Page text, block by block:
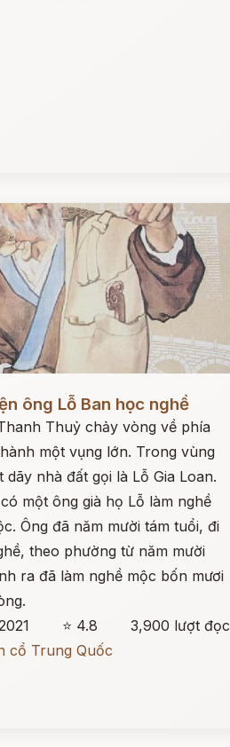
ông Lỗ Ban học nghề
Thuỷ chảy vòng về phía
một vụng lớn. Trong vùng
dãy nhà đất gọi là Lỗ Gia Loan.
một ông già họ Lỗ làm nghề
Ông đã năm mười tám tuổi, đi
theo phường từ năm mười
ra đã làm nghề mộc bốn mươi
⭐ 4.8
3,900 lượt đọc
cổ Trung Quốc